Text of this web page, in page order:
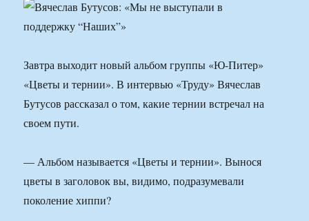
Завтра выходит новый альбом группы «Ю-Питер»
«Цветы и тернии». В интервью «Труду» Вячеслав
Бутусов рассказал о том, какие тернии встречал на
своем пути.
— Альбом называется «Цветы и тернии». Вынося
цветы в заголовок вы, видимо, подразумевали
поколение хиппи?